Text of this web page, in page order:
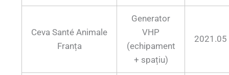
Ceva Santé Animale
Franța
Generator
VHP
(echipament
+ spațiu)
2021.05